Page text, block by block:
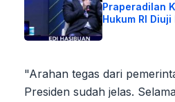
Praperadilan
Hukum RI Diuji
"Arahan tegas dari
Presiden sudah jelas.